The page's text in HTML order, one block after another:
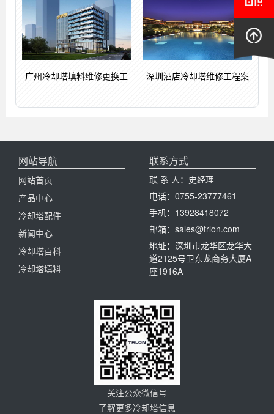
广州冷却塔填料维修更换工 深圳酒店冷却塔维修工程案
网站导航
网站首页
产品中心
冷却塔配件
新闻中心
冷却塔百科
冷却塔填料
联系方式
联 系 人：史经理
电话：0755-23777461
手机：13928418072
邮箱：sales@trlon.com
地址：深圳市龙华区龙华大
道2125号卫东龙商务大厦A
座1916A
关注公众微信号
了解更多冷却塔信息